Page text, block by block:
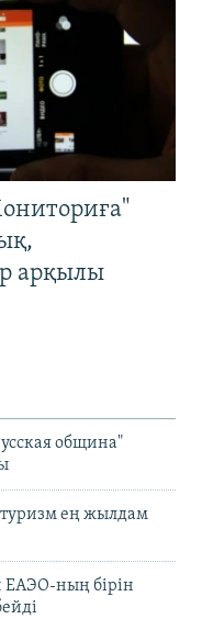
арқылы
община"
ең жылдам
ның бірін